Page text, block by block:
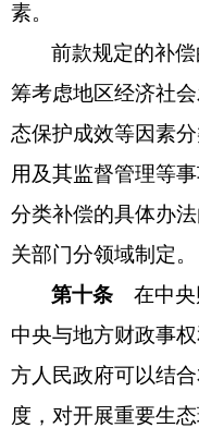
素。
前款规定的补
筹考虑地区经济社
态保护成效等因素
用及其监督管理等
分类补偿的具体办
关部门分领域制定。
第十条 在中央
中央与地方财政事
方人民政府可以结
度，对开展重要生